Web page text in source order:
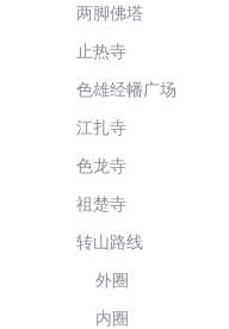
两脚佛塔
止热寺
色雄经幡广场
江扎寺
色龙寺
祖楚寺
转山路线
外圈
内圈